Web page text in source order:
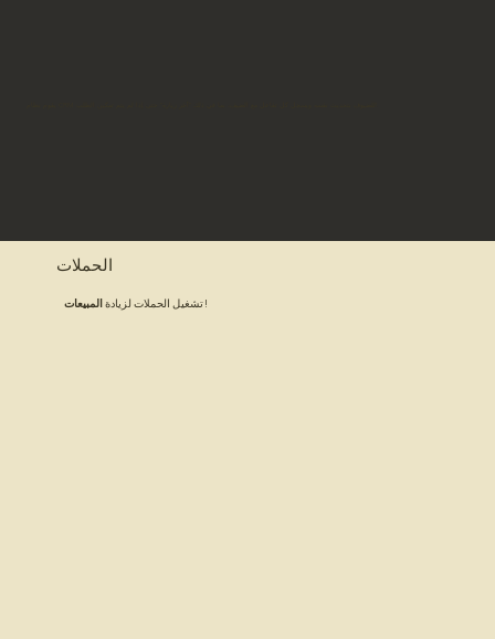
الحملات
تشغيل الحملات لزيادة المبيعات !